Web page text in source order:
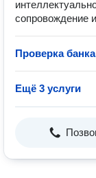
сопровождение
Проверка
Ещё 3 услуги